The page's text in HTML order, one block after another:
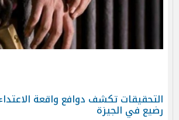
التحقيقات تكشف دوافع واقعة
رضيع في الجيزة